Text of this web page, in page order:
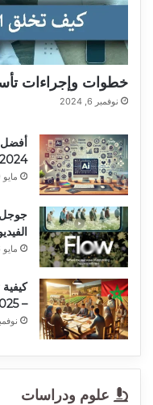
خطوات وإجراءات
نوفمبر 6, 2024
أفضل
2024: كل ما تحتاجه للتصميم والإبداع
مايو 29, 2025
مايو 26, 2025
– 2025 )
نوفمبر 11,
علوم ودراسات